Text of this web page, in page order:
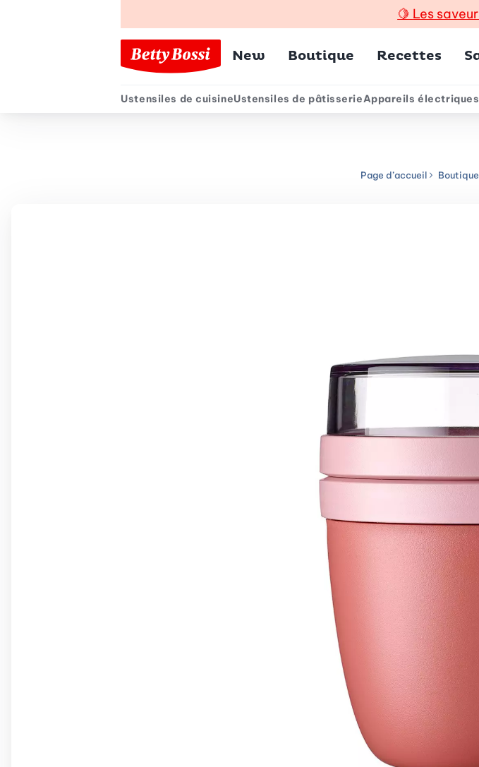
🍋 Les
Menu principal
New Boutique Recettes
Menu secondaire
Ustensiles de cuisineUstensiles de pâtisserieAppareils électriques
Page d’accueil Boutique